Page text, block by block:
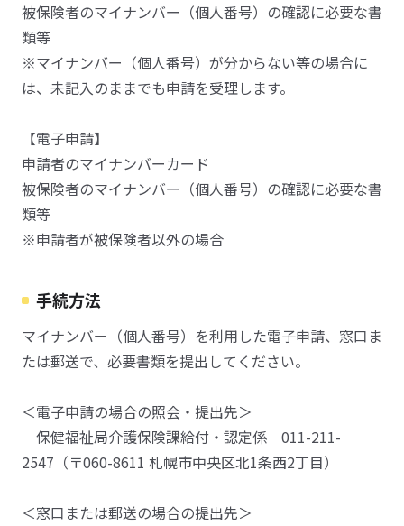
被保険者のマイナンバー（個人番号）の確認に必要な書
類等
※マイナンバー（個人番号）が分からない等の場合に
は、未記入のままでも申請を受理します。
【電子申請】
申請者のマイナンバーカード
被保険者のマイナンバー（個人番号）の確認に必要な書
類等
※申請者が被保険者以外の場合
手続方法
マイナンバー（個人番号）を利用した電子申請、窓口ま
たは郵送で、必要書類を提出してください。
＜電子申請の場合の照会・提出先＞
保健福祉局介護保険課給付・認定係 011-211-
2547（〒060-8611 札幌市中央区北1条西2丁目）
＜窓口または郵送の場合の提出先＞